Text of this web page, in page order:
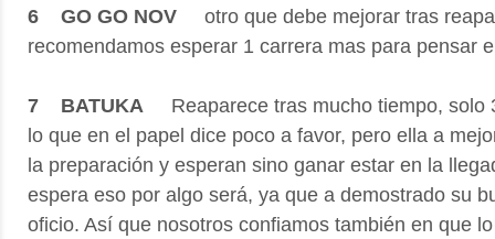
6 GO GO NOV
otro que debe mejorar tras
recomendamos esperar 1 carrera mas para pensar
7 BATUKA Reaparece tras mucho tiempo, solo
lo que en el papel dice poco a favor, pero ella a
la preparación y esperan sino ganar estar en la
espera eso por algo será, ya que a demostrado su
oficio. Así que nosotros confiamos también en que